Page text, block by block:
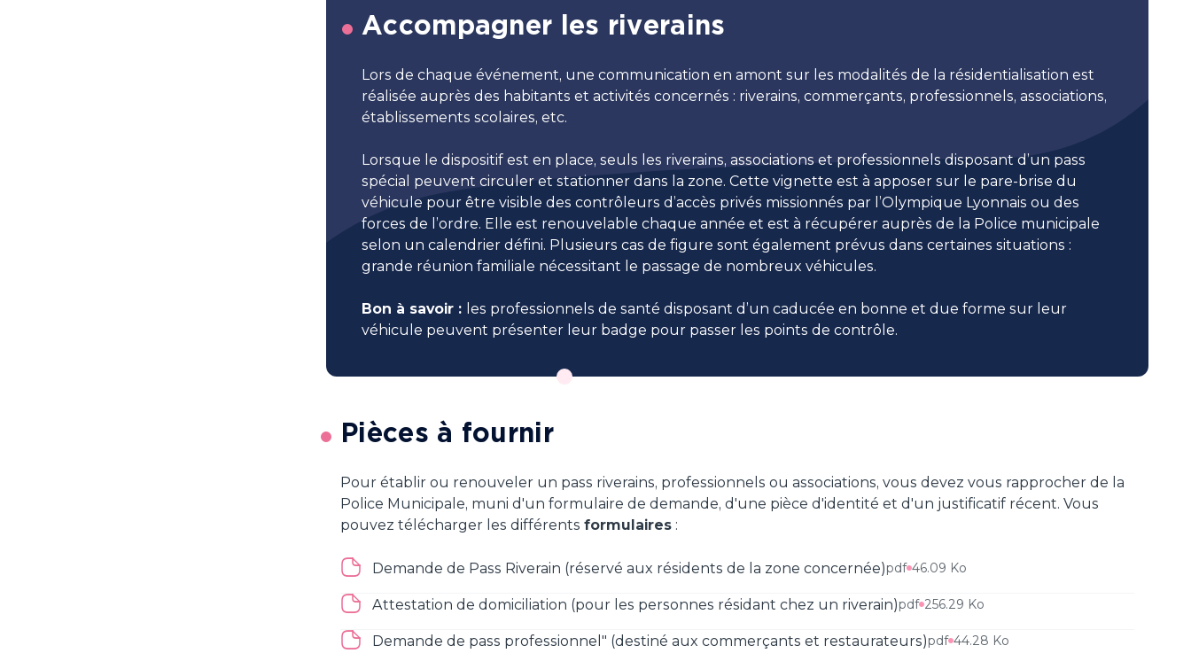
Accompagner les riverains
Lors de chaque événement, une communication en amont sur les modalités de la résidentialisation est
réalisée auprès des habitants et activités concernés : riverains, commerçants, professionnels, associations,
établissements scolaires, etc.
Lorsque le dispositif est en place, seuls les riverains, associations et professionnels disposant d’un pass
spécial peuvent circuler et stationner dans la zone. Cette vignette est à apposer sur le pare-brise du
véhicule pour être visible des contrôleurs d’accès privés missionnés par l’Olympique Lyonnais ou des
forces de l’ordre. Elle est renouvelable chaque année et est à récupérer auprès de la Police municipale
selon un calendrier défini. Plusieurs cas de figure sont également prévus dans certaines situations :
grande réunion familiale nécessitant le passage de nombreux véhicules.
Bon à savoir : les professionnels de santé disposant d’un caducée en bonne et due forme sur leur
véhicule peuvent présenter leur badge pour passer les points de contrôle.
Pièces à fournir
Pour établir ou renouveler un pass riverains, professionnels ou associations, vous devez vous rapprocher de la
Police Municipale, muni d'un formulaire de demande, d'une pièce d'identité et d'un justificatif récent. Vous
pouvez télécharger les différentsformulaires :
Demande de Pass Riverain (réservé aux résidents de la zone concernée)pdf 46.09 Ko
Attestation de domiciliation (pour les personnes résidant chez un riverain)pdf 256.29 Ko
Demande de pass professionnel" (destiné aux commerçants et restaurateurs)pdf 44.28 Ko